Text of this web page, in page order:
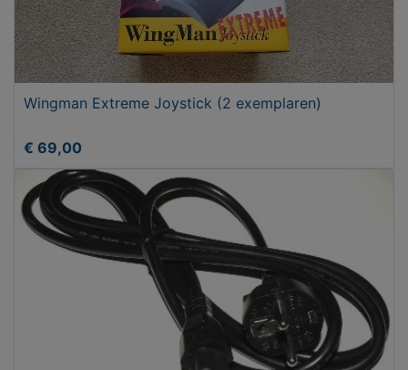
Wingman Extreme Joystick (2 exemplaren)
€ 69,00